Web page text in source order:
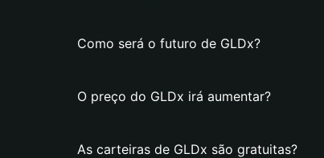
Como será o futuro de GLDx?
O preço do GLDx irá aumentar?
As carteiras de GLDx são gratuitas?